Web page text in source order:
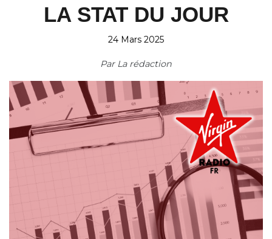
LA STAT DU JOUR
24 Mars 2025
Par La rédaction